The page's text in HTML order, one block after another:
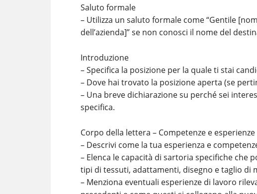
Saluto formale
– Utilizza un saluto formale come “Gentile
dell’azienda]” se non conosci il nome del
Introduzione
– Specifica la posizione per la quale ti stai
– Dove hai trovato la posizione aperta (se
– Una breve dichiarazione su perché sei
specifica.
Corpo della lettera – Competenze e esperienze
– Descrivi come la tua esperienza e
– Elenca le capacità di sartoria specifiche che
tipi di tessuti, adattamenti, disegno e taglio di
– Menziona eventuali esperienze di lavoro